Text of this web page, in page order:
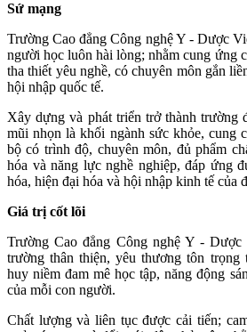
Sứ mạng
Trường Cao đẳng Công nghệ Y - Dược
người học luôn hài lòng; nhằm cung ứng
tha thiết yêu nghề, có chuyên môn gắn
hội nhập quốc tế.
Xây dựng và phát triển trở thành trường
mũi nhọn là khối ngành sức khỏe, cung
bộ có trình độ, chuyên môn, đủ phẩm
hóa và năng lực nghề nghiệp, đáp ứng
hóa, hiện đại hóa và hội nhập kinh tế của
Giá trị cốt lõi
Trường Cao đẳng Công nghệ Y -
trường thân thiện, yêu thương tôn trọng
huy niềm đam mê học tập, năng động
của mỗi con người.
Chất lượng và liên tục được cải tiến;